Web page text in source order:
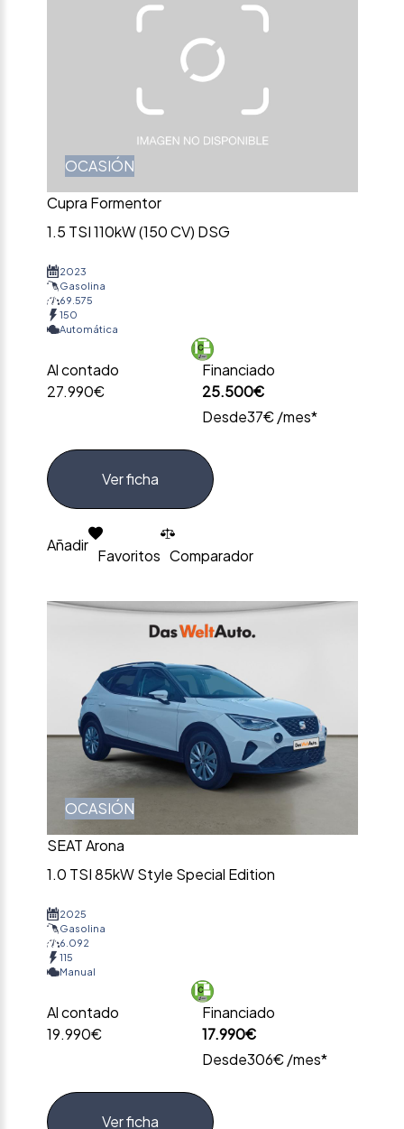
OCASIÓN
Cupra Formentor
1.5 TSI 110kW (150 CV) DSG
2023
Gasolina
69.575
150
Automática
Al contado
27.990€
Financiado
25.500€
Desde37€ /mes*
Ver ficha
Añadir
Favoritos Comparador
OCASIÓN
SEAT Arona
1.0 TSI 85kW Style Special Edition
2025
Gasolina
6.092
115
Manual
Al contado
19.990€
Financiado
17.990€
Desde306€ /mes*
Ver ficha